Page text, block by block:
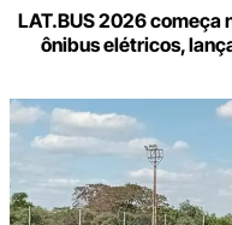
LAT.BUS 2026
ônibus elétricos,